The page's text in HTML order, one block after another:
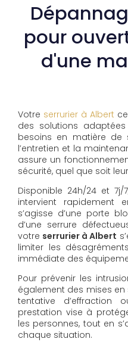
pour
d'une
Votre serrurier à Albert
des solutions
besoins en matière de
l’entretien et la
assure un
sécurité, quel que soit
Disponible 24h/24 et
intervient rapidement
s’agisse d’une porte
d’une serrure
votre serrurier à Albert
limiter les
immédiate des
Pour prévenir les
également des mises
tentative d’effraction
prestation vise à
les personnes, tout en
chaque situation.